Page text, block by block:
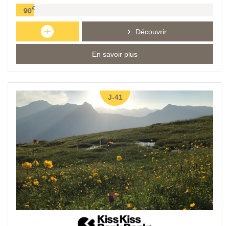
90€
+ Découvrir
En savoir plus
J-41